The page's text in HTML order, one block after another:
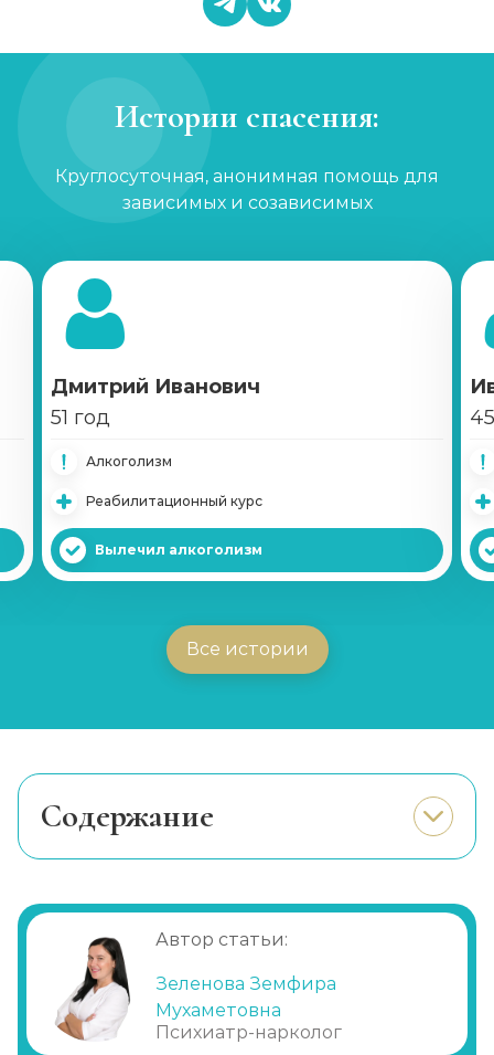
Скорая психиатрическая помощь
от 3 600 ₽ Записаться
от 1 800 ₽ Записаться
Истории спасения:
Круглосуточная, анонимная помощь для
зависимых и созависимых
Дмитрий Иванович
51 год
Алкоголизм
Реабилитационный курс
Вылечил алкоголизм
Все истории
Cодержание
разных возрастов ?
От чего стоит отказаться во время
лечения эпилепсии?
Методы лечения эпилепсии
Семья пациента в процессе лечения
Автор статьи:
Зеленова Земфира
Мухаметовна
Психиатр-нарколог